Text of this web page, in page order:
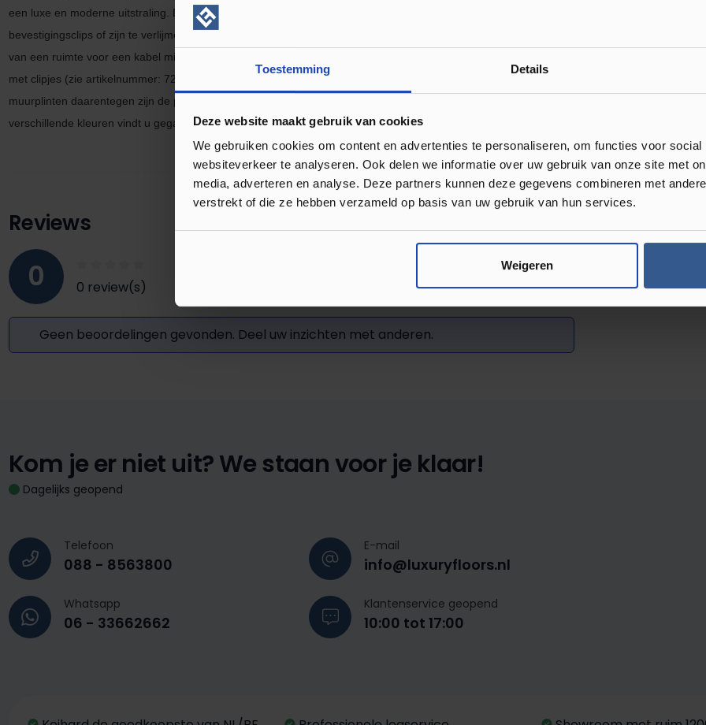
Toestemming Details
Deze website maakt gebruik van cookies
We gebruiken cookies om content en advertenties te personaliseren, om functies voor
websiteverkeer te analyseren. Ook delen we informatie over uw gebruik van onze site met
media, adverteren en analyse. Deze partners kunnen deze gegevens combineren met
verstrekt of die ze hebben verzameld op basis van uw gebruik van hun services.
Weigeren
een luxe en moderne uitstraling. De
hoge plinten MDF muurplinten
bevestigingsclips of zijn te verlijmen met een plinten en profielen kit.
van een ruimte voor een kabel mits je de plint verlijmd met een
met clipjes (zie artikelnummer: 7275) vervalt de ruimte om kabels
muurplinten daarentegen zijn de perfecte keuze om uw laminaatvloer mooi af te werken. M
verschillende kleuren vindt u gegarandeerd de kleur die bij uw vloer past.
Reviews
0 0 review(s)
Review achterlaten
Geen beoordelingen gevonden. Deel uw inzichten met anderen.
Kom je er niet uit?We staan voor je klaar!
Dagelijks geopend
Telefoon
088 - 8563800
E-mail
info@luxuryfloors.nl
Whatsapp
06 - 33662662
Klantenservice geopend
10:00 tot 17:00